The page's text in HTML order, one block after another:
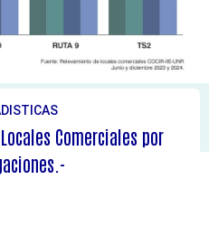
Comerciales por